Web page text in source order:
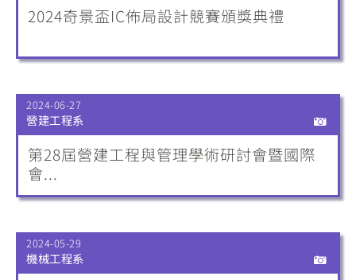
2024奇景盃IC佈局設計競賽頒獎典禮
2024-06-27
營建工程系
第28屆營建工程與管理學術研討會暨國際
會...
2024-05-29
機械工程系